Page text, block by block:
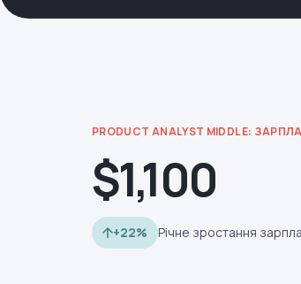
PRODUCT ANALYST MIDDLE:
$1,100
+22% Річне зростання